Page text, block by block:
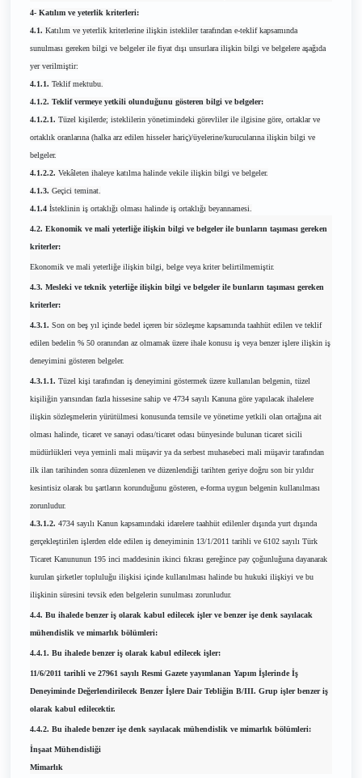
4- Katılım ve yeterlik kriterleri:
4.1. Katılım ve yeterlik kriterlerine ilişkin istekliler tarafından e-teklif kapsamında
sunulması gereken bilgi ve belgeler ile fiyat dışı unsurlara ilişkin bilgi ve belgelere aşağıda
yer verilmiştir:
4.1.1. Teklif mektubu.
4.1.2. Teklif vermeye yetkili olunduğunu gösteren bilgi ve belgeler:
4.1.2.1. Tüzel kişilerde; isteklilerin yönetimindeki görevliler ile ilgisine göre, ortaklar ve
ortaklık oranlarına (halka arz edilen hisseler hariç)/üyelerine/kurucularına ilişkin bilgi ve
belgeler.
4.1.2.2. Vekâleten ihaleye katılma halinde vekile ilişkin bilgi ve belgeler.
4.1.3. Geçici teminat.
4.1.4 İsteklinin iş ortaklığı olması halinde iş ortaklığı beyannamesi.
4.2. Ekonomik ve mali yeterliğe ilişkin bilgi ve belgeler ile bunların taşıması gereken
kriterler:
Ekonomik ve mali yeterliğe ilişkin bilgi, belge veya kriter belirtilmemiştir.
4.3. Mesleki ve teknik yeterliğe ilişkin bilgi ve belgeler ile bunların taşıması gereken
kriterler:
4.3.1. Son on beş yıl içinde bedel içeren bir sözleşme kapsamında taahhüt edilen ve teklif
edilen bedelin % 50 oranından az olmamak üzere ihale konusu iş veya benzer işlere ilişkin iş
deneyimini gösteren belgeler.
4.3.1.1. Tüzel kişi tarafından iş deneyimini göstermek üzere kullanılan belgenin, tüzel
kişiliğin yarısından fazla hissesine sahip ve 4734 sayılı Kanuna göre yapılacak ihalelere
ilişkin sözleşmelerin yürütülmesi konusunda temsile ve yönetime yetkili olan ortağına ait
olması halinde, ticaret ve sanayi odası/ticaret odası bünyesinde bulunan ticaret sicili
müdürlükleri veya yeminli mali müşavir ya da serbest muhasebeci mali müşavir tarafından
ilk ilan tarihinden sonra düzenlenen ve düzenlendiği tarihten geriye doğru son bir yıldır
kesintisiz olarak bu şartların korunduğunu gösteren, e-forma uygun belgenin kullanılması
zorunludur.
4.3.1.2. 4734 sayılı Kanun kapsamındaki idarelere taahhüt edilenler dışında yurt dışında
gerçekleştirilen işlerden elde edilen iş deneyiminin 13/1/2011 tarihli ve 6102 sayılı Türk
Ticaret Kanununun 195 inci maddesinin ikinci fıkrası gereğince pay çoğunluğuna dayanarak
kurulan şirketler topluluğu ilişkisi içinde kullanılması halinde bu hukuki ilişkiyi ve bu
ilişkinin süresini tevsik eden belgelerin sunulması zorunludur.
4.4. Bu ihalede benzer iş olarak kabul edilecek işler ve benzer işe denk sayılacak
mühendislik ve mimarlık bölümleri:
4.4.1. Bu ihalede benzer iş olarak kabul edilecek işler:
11/6/2011 tarihli ve 27961 sayılı Resmi Gazete yayımlanan Yapım İşlerinde İş
Deneyiminde Değerlendirilecek Benzer İşlere Dair Tebliğin B/III. Grup işler benzer iş
olarak kabul edilecektir.
4.4.2. Bu ihalede benzer işe denk sayılacak mühendislik ve mimarlık bölümleri:
İnşaat Mühendisliği
Mimarlık